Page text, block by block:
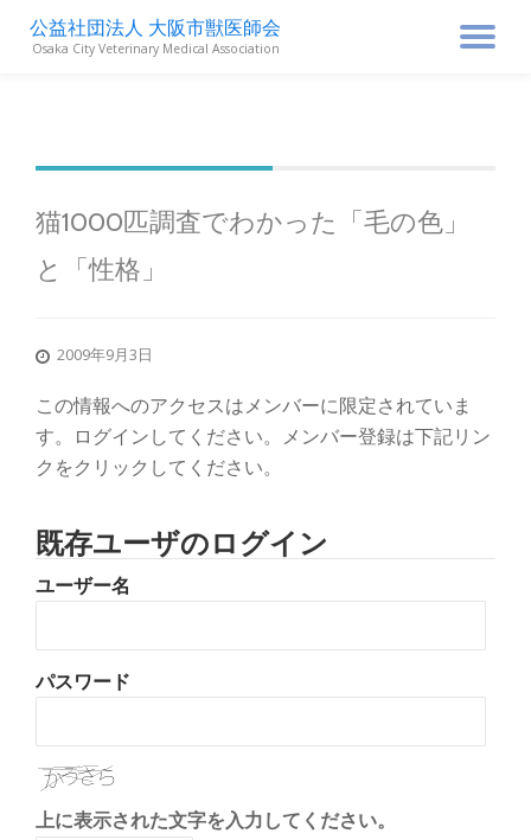
ナ
を
り
公益社団法人 大阪市獣医師会
Osaka City Veterinary Medical Association
猫1000匹調査でわかった「毛の色」
と「性格」
2009年9月3日
この情報へのアクセスはメンバーに限定されていま
す。ログインしてください。メンバー登録は下記リン
クをクリックしてください。
既存ユーザのログイン
ユーザー名
パスワード
上に表示された文字を入力してください。